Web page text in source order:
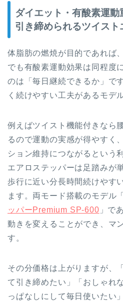
ダイエット・有酸素運
引き締められるツイスト
体脂肪の燃焼が目的であれば
でも有酸素運動効果は同程度
のは「毎日継続できるか」で
く続けやすい工夫があるモデ
例えばツイスト機能付きなら
るので運動の実感が得やすく
ション維持につながるという
エアロステッパーは足踏みが
歩行に近い分長時間続けやす
ます。両モード搭載のモデル「
ッパーPremium SP-600 」で
動きを変えることができ、マ
す。
その分価格は上がりますが、
て引き締めたい」「おしゃれ
っぱなしにして毎日使いたい